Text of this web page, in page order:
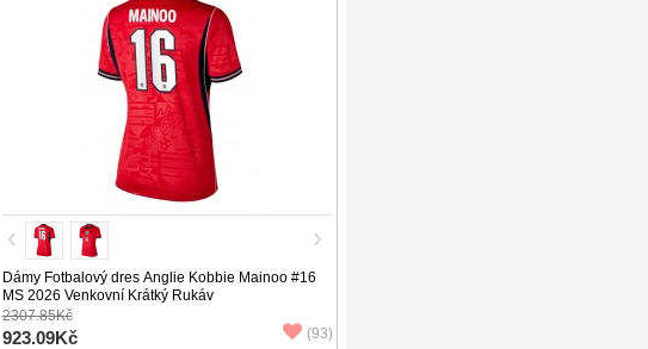
Dámy Fotbalový dres Anglie Kobbie Mainoo #16
MS 2026 Venkovní Krátký Rukáv
2307.85Kč
923.09Kč (93)